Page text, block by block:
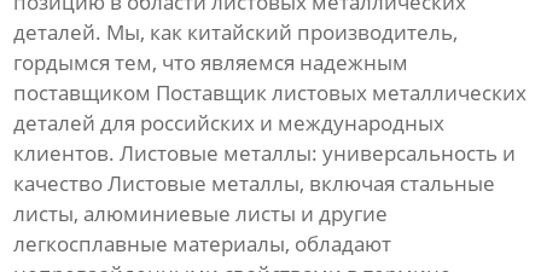
деталей. Мы, как китайский производитель,
гордымся тем, что являемся надежным
поставщиком Поставщик листовых металлических
деталей для российских и международных
клиентов. Листовые металлы: универсальность и
качество Листовые металлы, включая стальные
листы, алюминиевые листы и другие
легкосплавные материалы, обладают